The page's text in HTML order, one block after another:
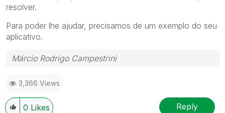
resolver.
Para poder lhe ajudar, precisamos de um exemplo do seu
aplicativo.
Márcio Rodrigo Campestrini
3,366 Views
0 Likes Reply